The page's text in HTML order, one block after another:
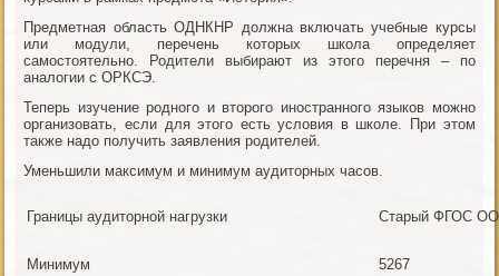
Предметная область ОДНКНР должна включать учебные курсы
или модули, перечень которых школа определяет
самостоятельно. Родители выбирают из этого перечня – по
аналогии с ОРКСЭ.
Теперь изучение родного и второго иностранного языков можно
организовать, если для этого есть условия в школе. При этом
также надо получить заявления родителей.
Уменьшили максимум и минимум аудиторных часов.
Границы аудиторной нагрузки Старый ФГОС
Минимум 5267